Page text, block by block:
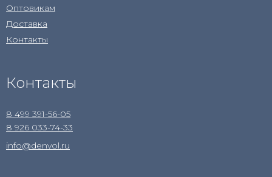
Оптовикам
Доставка
Контакты
Контакты
8 499 391-56-05
8 926 033-74-33
info@denvol.ru